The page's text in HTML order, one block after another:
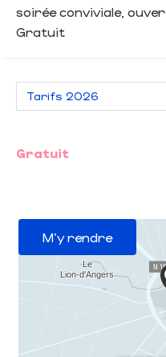
soirée conviviale,
Gratuit
Gratuit
M'y rendre